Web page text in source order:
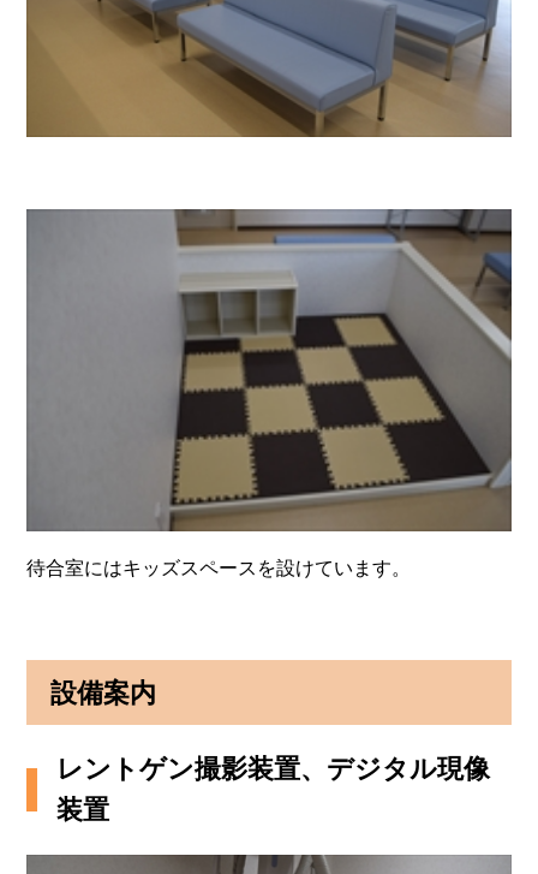
待合室にはキッズスペースを設けています。
設備案内
レントゲン撮影装置、デジタル現像
装置